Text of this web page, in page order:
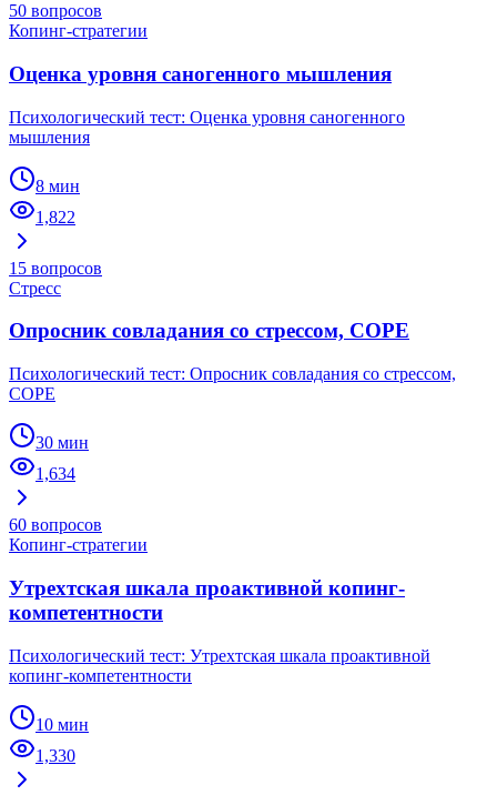
50 вопросов
Копинг-стратегии
Оценка уровня саногенного мышления
Психологический тест: Оценка уровня саногенного
мышления
8 мин
1,822
15 вопросов
Стресс
Опросник совладания со стрессом, COPE
Психологический тест: Опросник совладания со стрессом,
COPE
30 мин
1,634
60 вопросов
Копинг-стратегии
Утрехтская шкала проактивной копинг-
компетентности
Психологический тест: Утрехтская шкала проактивной
копинг-компетентности
10 мин
1,330